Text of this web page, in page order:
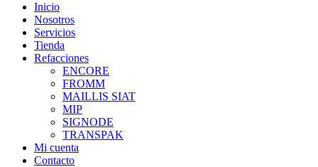
Inicio
Nosotros
Servicios
Tienda
Refacciones
ENCORE
FROMM
MAILLIS SIAT
MIP
SIGNODE
TRANSPAK
Mi cuenta
Contacto